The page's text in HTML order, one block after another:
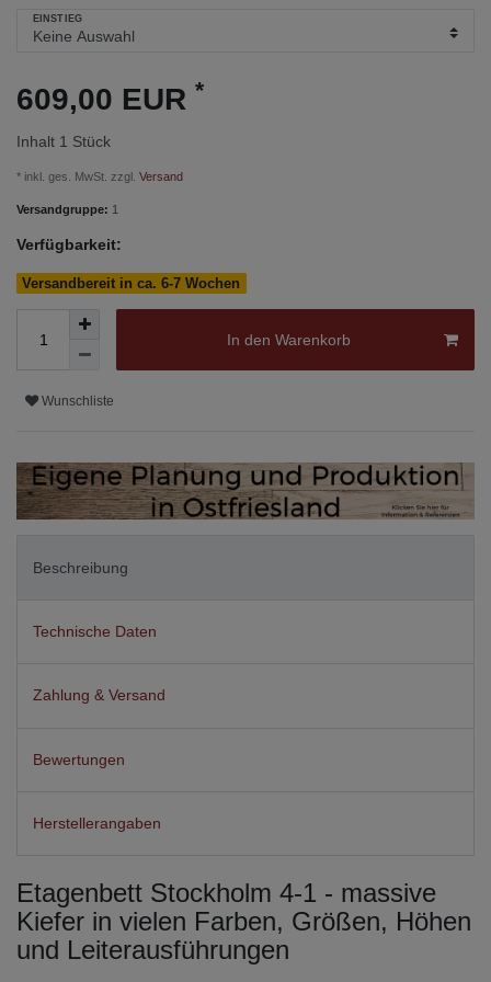
EINSTIEG
609,00 EUR *
Inhalt 1 Stück
* inkl. ges. MwSt. zzgl. Versand
Versandgruppe: 1
Verfügbarkeit:
Versandbereit in ca. 6-7 Wochen
In den Warenkorb
Wunschliste
Beschreibung
Technische Daten
Zahlung & Versand
Bewertungen
Herstellerangaben
Etagenbett Stockholm 4-1 - massive
Kiefer in vielen Farben, Größen, Höhen
und Leiterausführungen